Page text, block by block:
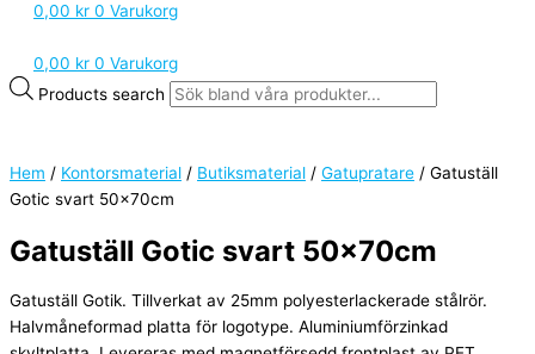
0,00 kr 0 Varukorg
0,00 kr 0 Varukorg
Products search
Hem / Kontorsmaterial / Butiksmaterial / Gatupratare / Gatuställ
Gotic svart 50x70cm
Gatuställ Gotic svart 50x70cm
Gatuställ Gotik. Tillverkat av 25mm polyesterlackerade stålrör.
Halvmåneformad platta för logotype. Aluminiumförzinkad